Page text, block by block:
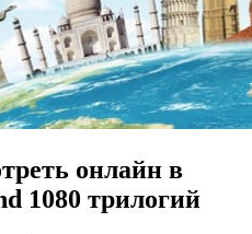
онлайн в
1080 трилогий